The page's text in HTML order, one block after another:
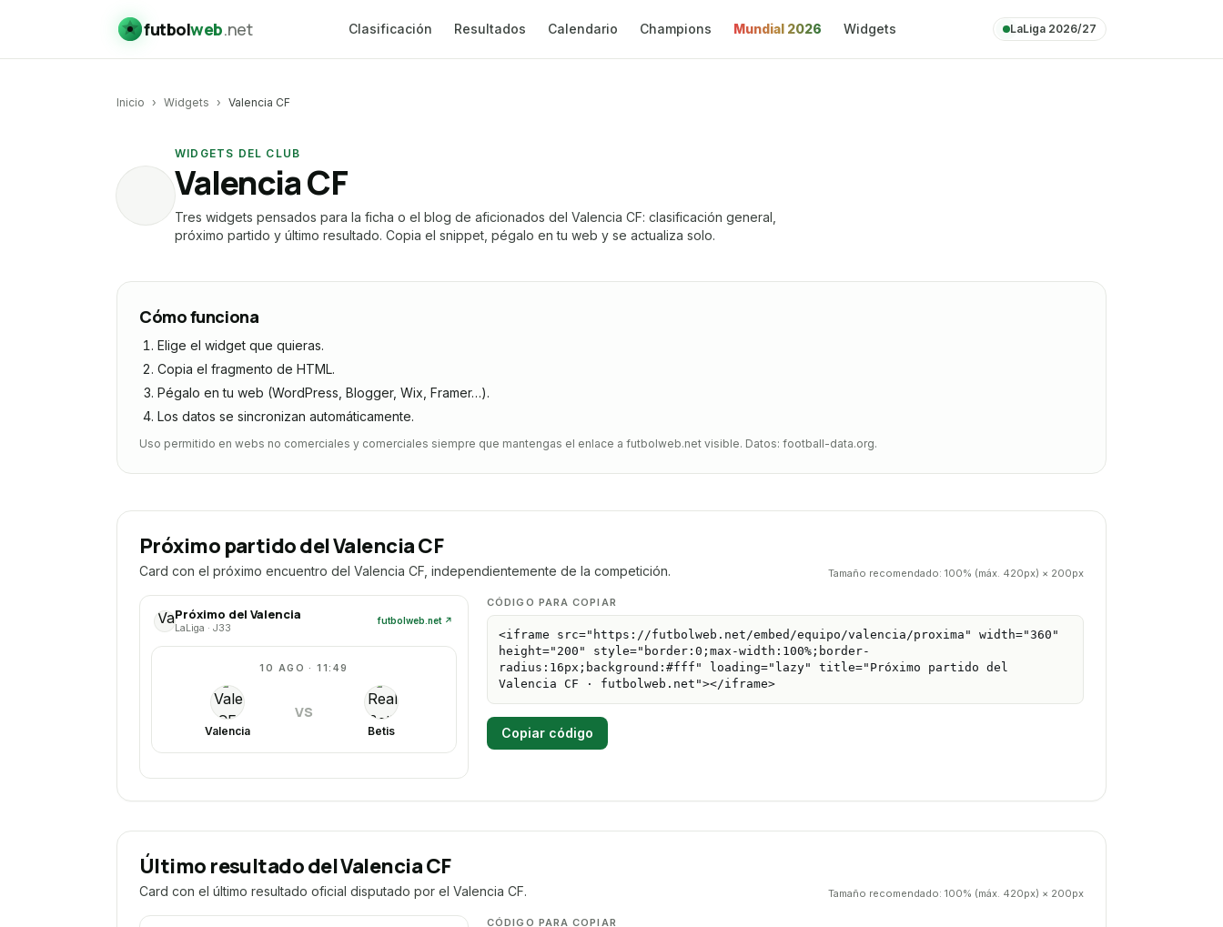
futbolweb.net Clasificación Resultados Calendario Champions Mundial 2026 Widgets LaLiga 2026/27
Inicio › Widgets › Valencia CF
WIDGETS DEL CLUB
Valencia CF
Tres widgets pensados para la ficha o el blog de aficionados del Valencia CF: clasificación general,
próximo partido y último resultado. Copia el snippet, pégalo en tu web y se actualiza solo.
Cómo funciona
Elige el widget que quieras.
Copia el fragmento de HTML.
Pégalo en tu web (WordPress, Blogger, Wix, Framer…).
Los datos se sincronizan automáticamente.
Uso permitido en webs no comerciales y comerciales siempre que mantengas el enlace a futbolweb.net visible. Datos: football-data.org.
Próximo partido del Valencia CF
Card con el próximo encuentro del Valencia CF, independientemente de la competición. Tamaño recomendado: 100% (máx. 420px) × 200px
CÓDIGO PARA COPIAR
Copiar código
Último resultado del Valencia CF
Card con el último resultado oficial disputado por el Valencia CF. Tamaño recomendado: 100% (máx. 420px) × 200px
CÓDIGO PARA COPIAR